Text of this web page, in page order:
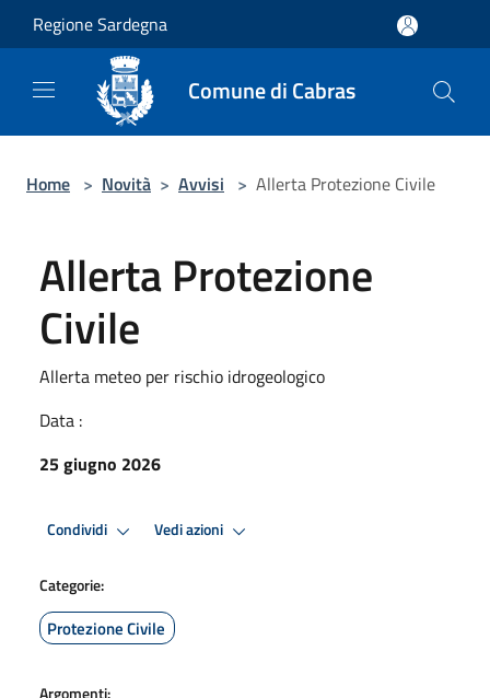
Salta al contenuto principale
Regione Sardegna
Comune di Cabras
Home > Novità > Avvisi > Allerta Protezione Civile
Allerta Protezione
Civile
Allerta meteo per rischio idrogeologico
Data :
25 giugno 2026
Condividi Vedi azioni
Categorie:
Protezione Civile
Argomenti: